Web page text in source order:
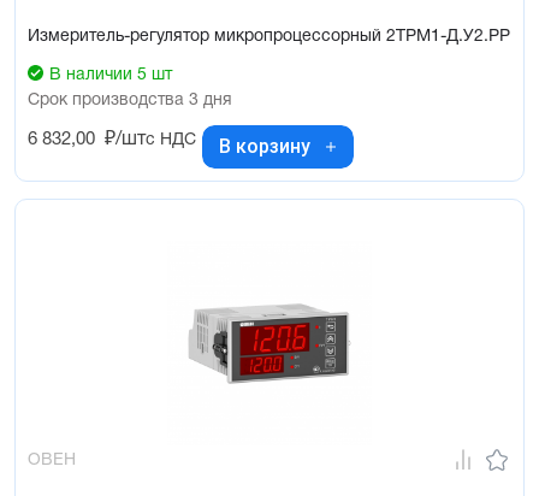
Измеритель-регулятор микропроцессорный 2ТРМ1-Д.У2.РР
В наличии 5 шт
Срок производства 3 дня
6 832,00 ₽/штс НДС В корзину
ОВЕН